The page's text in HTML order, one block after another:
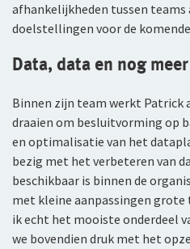
afhankelijkheden tussen teams
doelstellingen voor de
Data, data en nog
Binnen zijn team werkt Patrick
draaien om besluitvorming op
en optimalisatie van het
bezig met het verbeteren van
beschikbaar is binnen de
met kleine aanpassingen
ik echt het mooiste onderdeel
we bovendien druk met het